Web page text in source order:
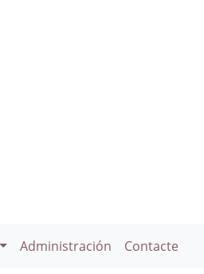
Administración Contacte